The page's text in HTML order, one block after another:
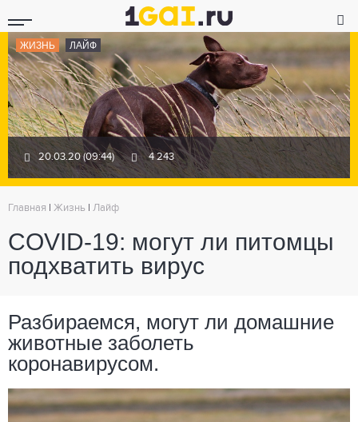
ЖИЗНЬ ЛАЙФ
20.03.20 (09:44) 4 243
Главная Жизнь Лайф
COVID-19: могут ли питомцы
подхватить вирус
Разбираемся, могут ли домашние
животные заболеть
коронавирусом.